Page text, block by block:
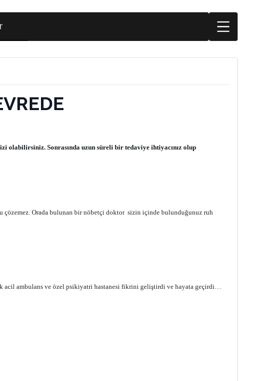
olabilirsiniz. Sonrasında uzun süreli bir tedaviye ihtiyacınız olup
çözemez. Orada bulunan bir nöbetçi doktor sizin içinde bulunduğunuz ruh
acil ambulans ve özel psikiyatri hastanesi fikrini geliştirdi ve hayata geçirdi…